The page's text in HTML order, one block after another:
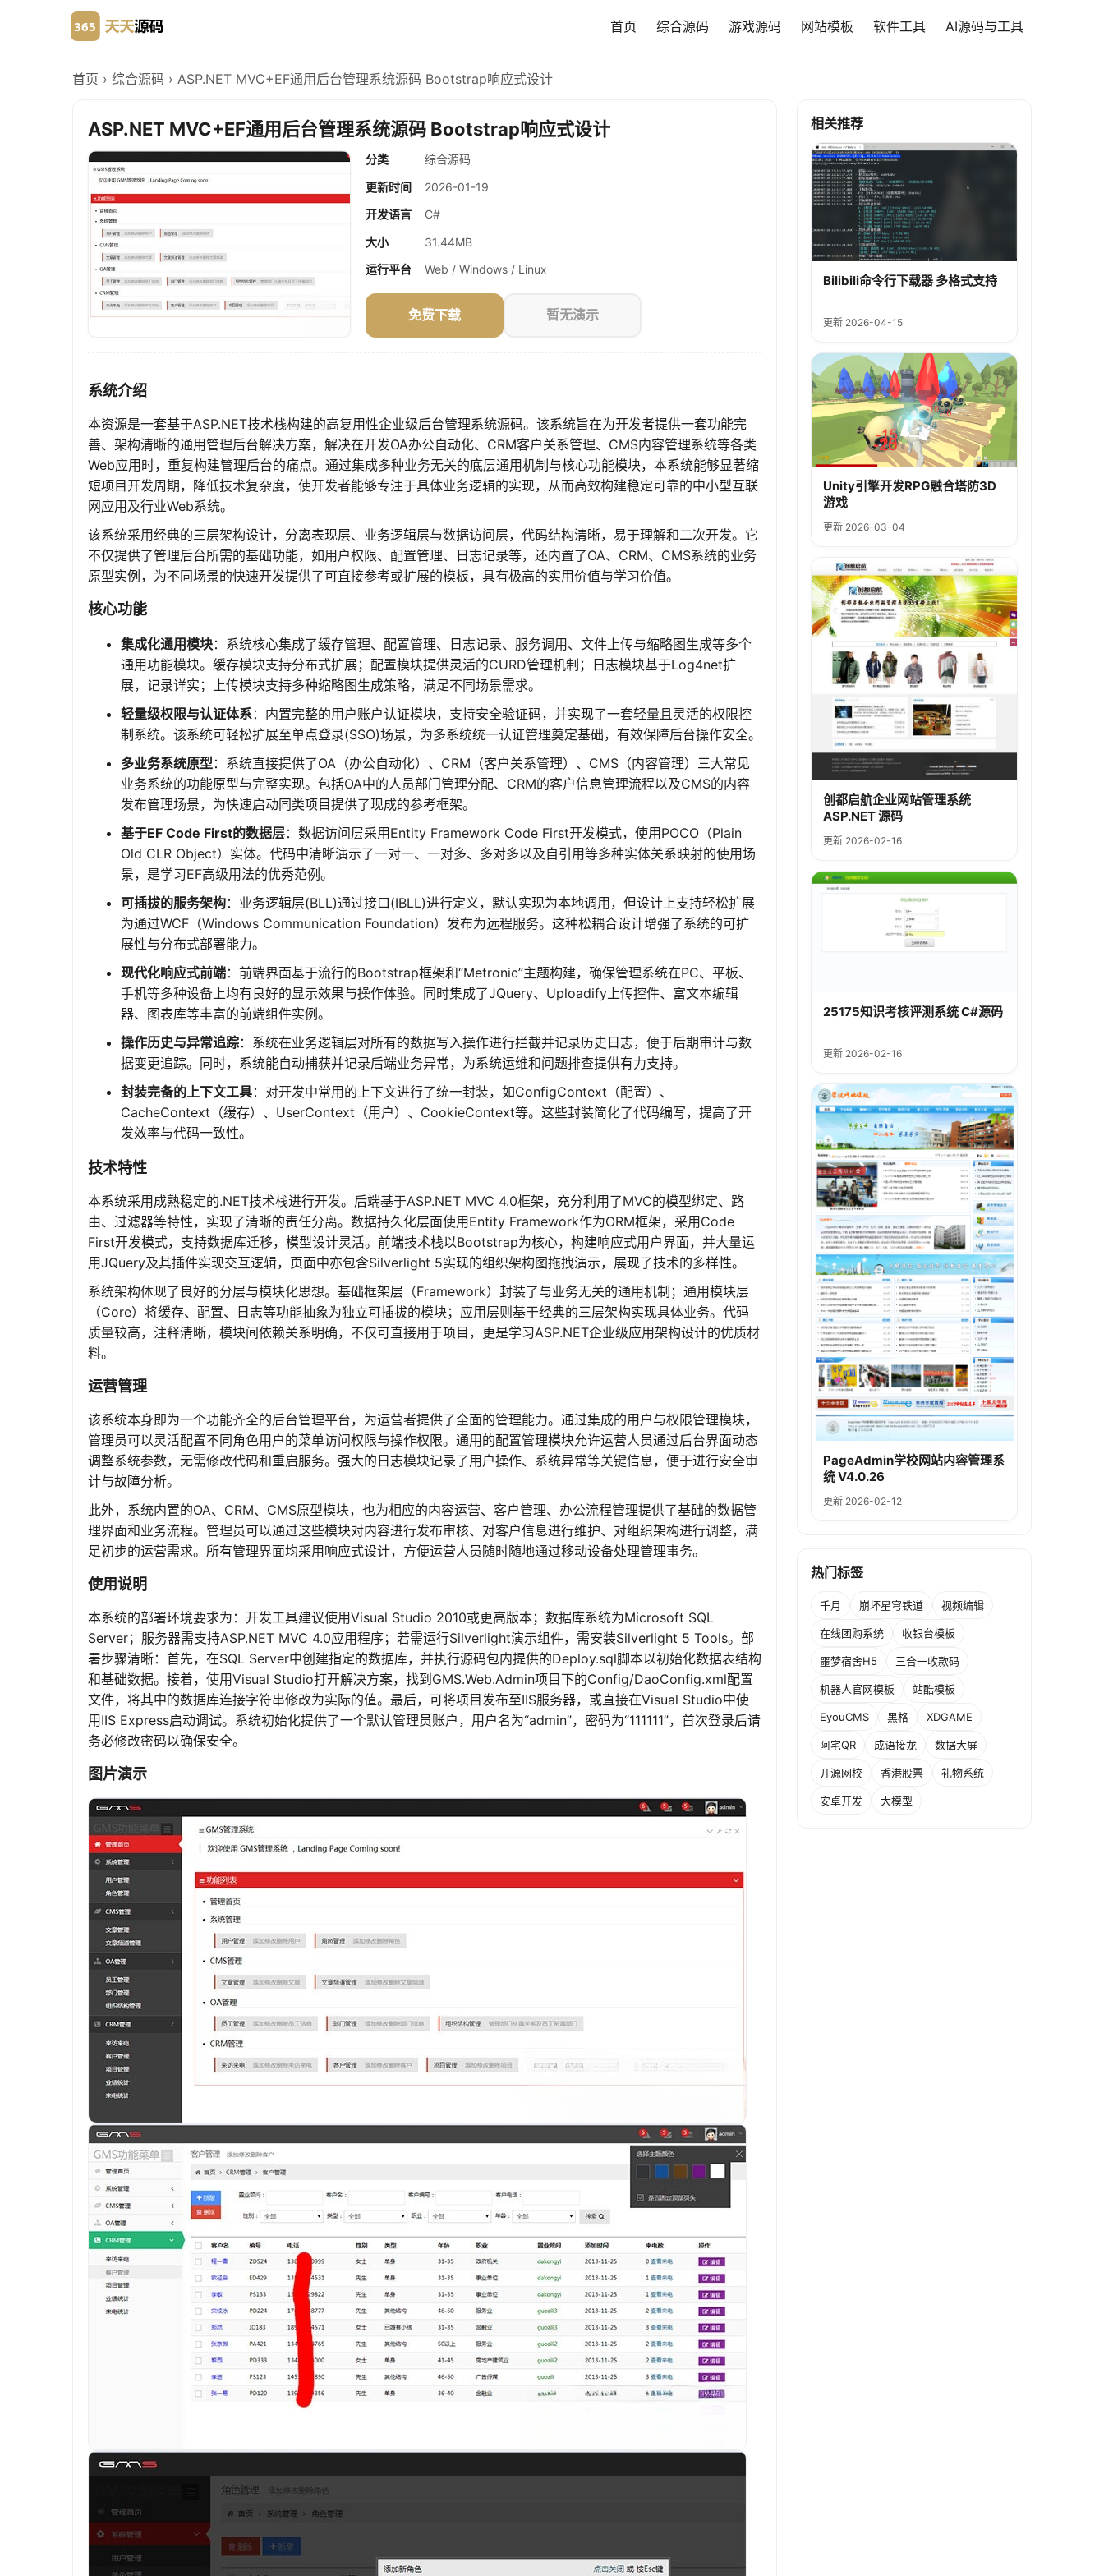
首页 综合源码 游戏源码 网站模板 软件工具 AI源码与工具
首页 › 综合源码 › ASP.NET MVC+EF通用后台管理系统源码 Bootstrap响应式设计
ASP.NET MVC+EF通用后台管理系统源码 Bootstrap响应式设计
分类
综合源码
更新时间
2026-01-19
开发语言
C#
大小
31.44MB
运行平台
Web / Windows / Linux
免费下载 暂无演示
系统介绍
本资源是一套基于ASP.NET技术栈构建的高复用性企业级后台管理系统源码。该系统旨在为开发者提供一套功能完
善、架构清晰的通用管理后台解决方案，解决在开发OA办公自动化、CRM客户关系管理、CMS内容管理系统等各类
Web应用时，重复构建管理后台的痛点。通过集成多种业务无关的底层通用机制与核心功能模块，本系统能够显著缩
短项目开发周期，降低技术复杂度，使开发者能够专注于具体业务逻辑的实现，从而高效构建稳定可靠的中小型互联
网应用及行业Web系统。
该系统采用经典的三层架构设计，分离表现层、业务逻辑层与数据访问层，代码结构清晰，易于理解和二次开发。它
不仅提供了管理后台所需的基础功能，如用户权限、配置管理、日志记录等，还内置了OA、CRM、CMS系统的业务
原型实例，为不同场景的快速开发提供了可直接参考或扩展的模板，具有极高的实用价值与学习价值。
核心功能
集成化通用模块：系统核心集成了缓存管理、配置管理、日志记录、服务调用、文件上传与缩略图生成等多个
通用功能模块。缓存模块支持分布式扩展；配置模块提供灵活的CURD管理机制；日志模块基于Log4net扩
展，记录详实；上传模块支持多种缩略图生成策略，满足不同场景需求。
轻量级权限与认证体系：内置完整的用户账户认证模块，支持安全验证码，并实现了一套轻量且灵活的权限控
制系统。该系统可轻松扩展至单点登录(SSO)场景，为多系统统一认证管理奠定基础，有效保障后台操作安全。
多业务系统原型：系统直接提供了OA（办公自动化）、CRM（客户关系管理）、CMS（内容管理）三大常见
业务系统的功能原型与完整实现。包括OA中的人员部门管理分配、CRM的客户信息管理流程以及CMS的内容
发布管理场景，为快速启动同类项目提供了现成的参考框架。
基于EF Code First的数据层：数据访问层采用Entity Framework Code First开发模式，使用POCO（Plain
Old CLR Object）实体。代码中清晰演示了一对一、一对多、多对多以及自引用等多种实体关系映射的使用场
景，是学习EF高级用法的优秀范例。
可插拔的服务架构：业务逻辑层(BLL)通过接口(IBLL)进行定义，默认实现为本地调用，但设计上支持轻松扩展
为通过WCF（Windows Communication Foundation）发布为远程服务。这种松耦合设计增强了系统的可扩
展性与分布式部署能力。
现代化响应式前端：前端界面基于流行的Bootstrap框架和“Metronic”主题构建，确保管理系统在PC、平板、
手机等多种设备上均有良好的显示效果与操作体验。同时集成了JQuery、Uploadify上传控件、富文本编辑
器、图表库等丰富的前端组件实例。
操作历史与异常追踪：系统在业务逻辑层对所有的数据写入操作进行拦截并记录历史日志，便于后期审计与数
据变更追踪。同时，系统能自动捕获并记录后端业务异常，为系统运维和问题排查提供有力支持。
封装完备的上下文工具：对开发中常用的上下文进行了统一封装，如ConfigContext（配置）、
CacheContext（缓存）、UserContext（用户）、CookieContext等。这些封装简化了代码编写，提高了开
发效率与代码一致性。
技术特性
本系统采用成熟稳定的.NET技术栈进行开发。后端基于ASP.NET MVC 4.0框架，充分利用了MVC的模型绑定、路
由、过滤器等特性，实现了清晰的责任分离。数据持久化层面使用Entity Framework作为ORM框架，采用Code
First开发模式，支持数据库迁移，模型设计灵活。前端技术栈以Bootstrap为核心，构建响应式用户界面，并大量运
用JQuery及其插件实现交互逻辑，页面中亦包含Silverlight 5实现的组织架构图拖拽演示，展现了技术的多样性。
系统架构体现了良好的分层与模块化思想。基础框架层（Framework）封装了与业务无关的通用机制；通用模块层
（Core）将缓存、配置、日志等功能抽象为独立可插拔的模块；应用层则基于经典的三层架构实现具体业务。代码
质量较高，注释清晰，模块间依赖关系明确，不仅可直接用于项目，更是学习ASP.NET企业级应用架构设计的优质材
料。
运营管理
该系统本身即为一个功能齐全的后台管理平台，为运营者提供了全面的管理能力。通过集成的用户与权限管理模块，
管理员可以灵活配置不同角色用户的菜单访问权限与操作权限。通用的配置管理模块允许运营人员通过后台界面动态
调整系统参数，无需修改代码和重启服务。强大的日志模块记录了用户操作、系统异常等关键信息，便于进行安全审
计与故障分析。
此外，系统内置的OA、CRM、CMS原型模块，也为相应的内容运营、客户管理、办公流程管理提供了基础的数据管
理界面和业务流程。管理员可以通过这些模块对内容进行发布审核、对客户信息进行维护、对组织架构进行调整，满
足初步的运营需求。所有管理界面均采用响应式设计，方便运营人员随时随地通过移动设备处理管理事务。
使用说明
本系统的部署环境要求为：开发工具建议使用Visual Studio 2010或更高版本；数据库系统为Microsoft SQL
Server；服务器需支持ASP.NET MVC 4.0应用程序；若需运行Silverlight演示组件，需安装Silverlight 5 Tools。部
署步骤清晰：首先，在SQL Server中创建指定的数据库，并执行源码包内提供的Deploy.sql脚本以初始化数据表结构
和基础数据。接着，使用Visual Studio打开解决方案，找到GMS.Web.Admin项目下的Config/DaoConfig.xml配置
文件，将其中的数据库连接字符串修改为实际的值。最后，可将项目发布至IIS服务器，或直接在Visual Studio中使
用IIS Express启动调试。系统初始化提供了一个默认管理员账户，用户名为“admin”，密码为“111111”，首次登录后请
务必修改密码以确保安全。
图片演示
相关推荐
Bilibili命令行下载器 多格式支持
更新 2026-04-15
Unity引擎开发RPG融合塔防3D
游戏
更新 2026-03-04
创都启航企业网站管理系统
ASP.NET 源码
更新 2026-02-16
25175知识考核评测系统 C#源码
更新 2026-02-16
PageAdmin学校网站内容管理系
统 V4.0.26
更新 2026-02-12
热门标签
千月 崩坏星穹铁道 视频编辑
在线团购系统 收银台模板
噩梦宿舍H5 三合一收款码
机器人官网模板 站酷模板
EyouCMS 黑格 XDGAME
阿宅QR 成语接龙 数据大屏
开源网校 香港股票 礼物系统
安卓开发 大模型